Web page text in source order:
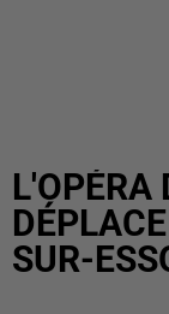
L'OPÉRA
SUR-